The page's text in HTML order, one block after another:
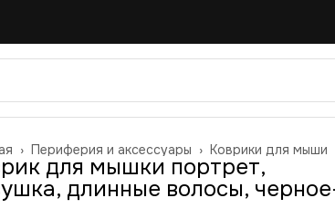
Коврики для мыши
Периферия и аксессуары ›
›
для мышки портрет,
длинные волосы,